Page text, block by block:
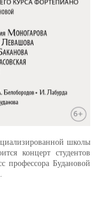
школы
концерт студентов
профессора Будановой